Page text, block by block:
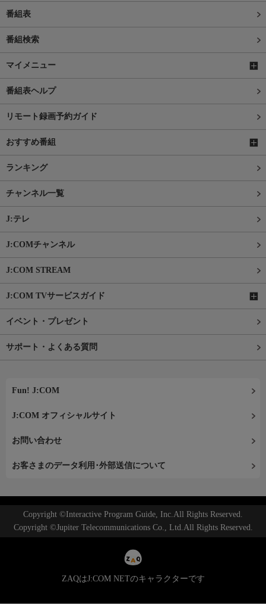
番組表
番組検索
マイメニュー
番組表ヘルプ
リモート録画予約ガイド
おすすめ番組
ランキング
チャンネル一覧
J:テレ
J:COMチャンネル
J:COM STREAM
J:COM TVサービスガイド
イベント・プレゼント
サポート・よくある質問
Fun! J:COM
J:COM オフィシャルサイト
お問い合わせ
お客さまのデータ利用･外部送信について
Copyright ©Interactive Program Guide, Inc.All Rights Reserved.
Copyright ©Jupiter Telecommunications Co., Ltd.All Rights Reserved.
ZAQはJ:COM NETのキャラクターです